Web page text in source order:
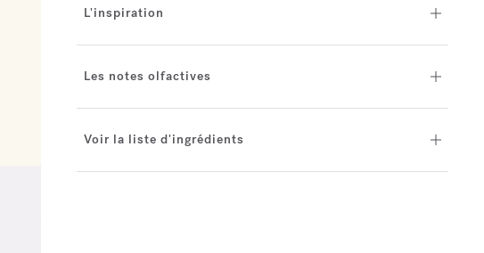
L'inspiration
Les notes olfactives
Voir la liste d'ingrédients